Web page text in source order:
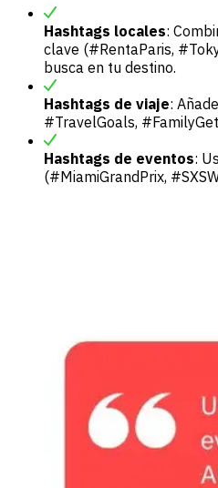
Hashtags locales:
clave (#RentaParis,
busca en tu destino.
Hashtags de viaje:
#TravelGoals,
Hashtags de eventos:
(#MiamiGrandPrix,